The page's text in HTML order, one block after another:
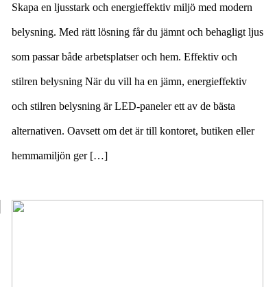
Skapa en ljusstark och energieffektiv miljö med modern
belysning. Med rätt lösning får du jämnt och behagligt ljus
som passar både arbetsplatser och hem. Effektiv och
stilren belysning När du vill ha en jämn, energieffektiv
och stilren belysning är LED-paneler ett av de bästa
alternativen. Oavsett om det är till kontoret, butiken eller
hemmamiljön ger […]